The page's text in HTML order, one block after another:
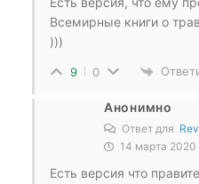
Всемирные книги о
)))
9 0
Анонимно
Ответ для
14 марта 2020
Есть версия что